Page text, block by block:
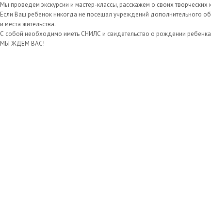
Мы проведем экскурсии и мастер-классы, расскажем о своих творческих
Если Ваш ребенок никогда не посещал учреждений дополнительного
и места жительства.
С собой необходимо иметь СНИЛС и свидетельство о рождении
МЫ ЖДЕМ ВАС!